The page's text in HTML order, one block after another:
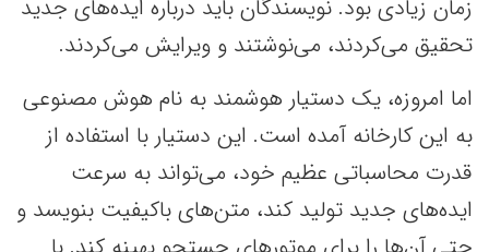
زمان زیادی بود. نویسندگان باید درباره ایده‌های جدید
تحقیق می‌کردند، می‌نوشتند و ویرایش می‌کردند.
اما امروزه، یک دستیار هوشمند به نام هوش مصنوعی
به این کارخانه آمده است. این دستیار با استفاده از
قدرت محاسباتی عظیم خود، می‌تواند به سرعت
ایده‌های جدید تولید کند، متن‌های باکیفیت بنویسد و